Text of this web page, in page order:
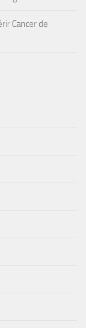
Cancer de